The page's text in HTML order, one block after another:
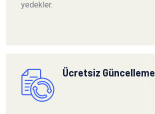
yedekler.
Ücretsiz Güncelleme